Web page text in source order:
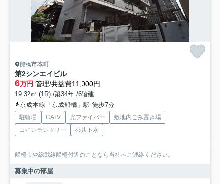
船橋市本町
第2シンエイビル
6万円 管理/共益費11,000円
19.32㎡ (1R) /築34年 /6階建
京成本線「京成船橋」駅 徒歩7分
駐輪場 CATV 光ファイバー
敷地内ごみ置き場
コインランドリー
公共下水
船橋市や総武線船橋付近のことなら当社へご連絡ください。
募集中の部屋